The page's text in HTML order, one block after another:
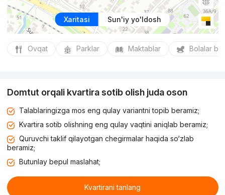
Xaritasi Sun'iy yo'ldosh
Ovqat Parklar Maktablar Bolalar
Domtut orqali kvartira sotib olish juda oson
Talablaringizga mos eng qulay variantni topib beramiz;
Kvartira sotib olishning eng qulay vaqtini aniqlab beramiz;
Quruvchi taklif qilayotgan chegirmalar haqida so‘zlab
beramiz;
Butunlay bepul maslahat;
Kvartirani tanlang